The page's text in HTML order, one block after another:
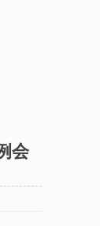
会